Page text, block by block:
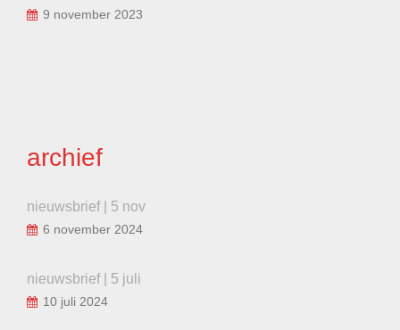
9 november 2023
archief
nieuwsbrief | 5 nov
6 november 2024
nieuwsbrief | 5 juli
10 juli 2024